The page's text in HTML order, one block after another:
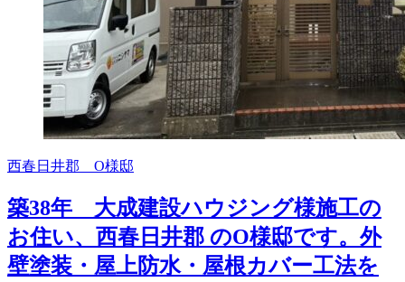
西春日井郡 O様邸
築38年 大成建設ハウジング様施工の
お住い、西春日井郡 のO様邸です。外
壁塗装・屋上防水・屋根カバー工法を